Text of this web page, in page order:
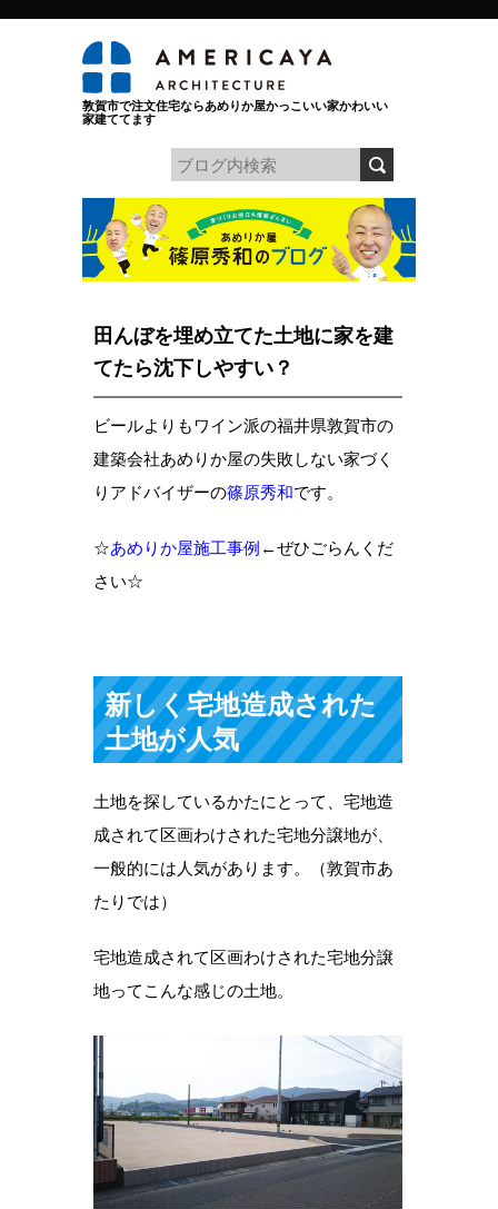
敦賀市で注文住宅ならあめりか屋かっこいい家かわいい
家建ててます
田んぼを埋め立てた土地に家を建
てたら沈下しやすい？
ビールよりもワイン派の福井県敦賀市の
建築会社あめりか屋の失敗しない家づく
りアドバイザーの篠原秀和です。
☆あめりか屋施工事例 ←ぜひごらんくだ
さい☆
新しく宅地造成された
土地が人気
土地を探しているかたにとって、宅地造
成されて区画わけされた宅地分譲地が、
一般的には人気があります。（敦賀市あ
たりでは）
宅地造成されて区画わけされた宅地分譲
地ってこんな感じの土地。